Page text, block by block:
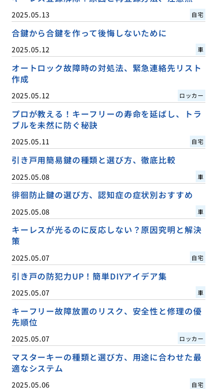
2025.05.13 自宅
合鍵から合鍵を作って後悔しないために
2025.05.12 車
オートロック故障時の対処法、緊急連絡先リスト
作成
2025.05.12 ロッカー
プロが教える！キーフリーの寿命を延ばし、トラ
ブルを未然に防ぐ秘訣
2025.05.11 自宅
引き戸用簡易鍵の種類と選び方、徹底比較
2025.05.08 車
徘徊防止鍵の選び方、認知症の症状別おすすめ
2025.05.08 車
キーレスが光るのに反応しない？原因究明と解決
策
2025.05.07 自宅
引き戸の防犯力UP！簡単DIYアイデア集
2025.05.07 車
キーフリー故障放置のリスク、安全性と修理の優
先順位
2025.05.07 ロッカー
マスターキーの種類と選び方、用途に合わせた最
適なシステム
2025.05.06 自宅